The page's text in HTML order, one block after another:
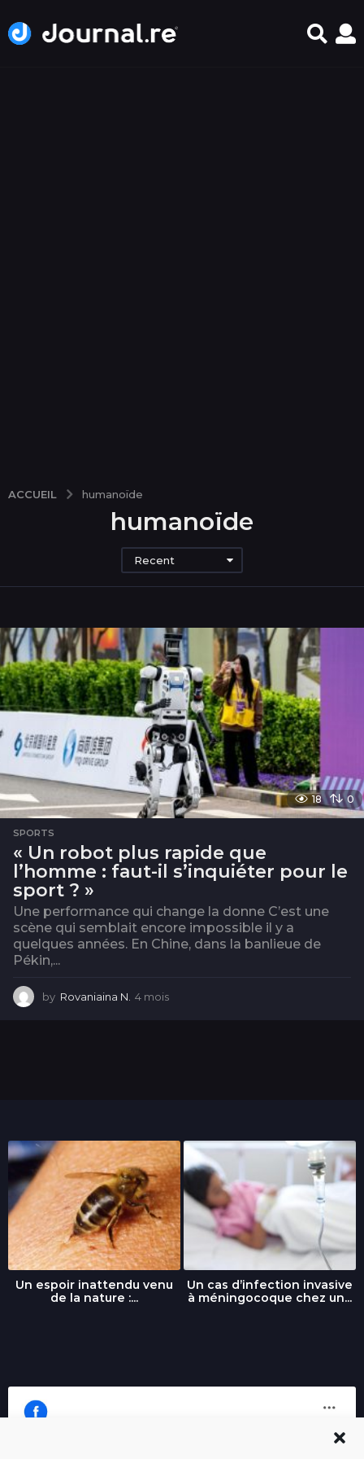
ACCUEIL humanoïde
humanoïde
Recent
18 0
SPORTS
« Un robot plus rapide que
l’homme : faut-il s’inquiéter pour le
sport ? »
Une performance qui change la donne C’est une
scène qui semblait encore impossible il y a
quelques années. En Chine, dans la banlieue de
Pékin,...
by Rovaniaina N. 4 mois
Un espoir inattendu venu
de la nature :...
Un cas d’infection invasive
à méningocoque chez un...